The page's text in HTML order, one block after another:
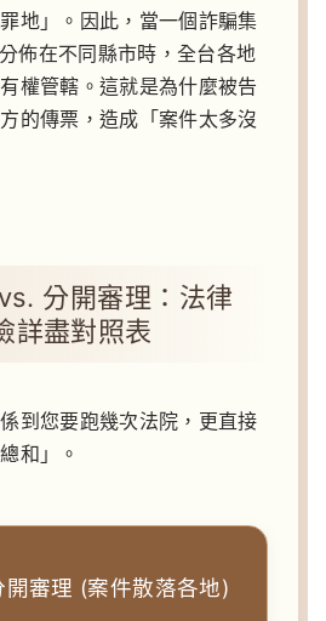
地」。因此，當一個詐騙集
佈在不同縣市時，全台各地
權管轄。這就是為什麼被告
的傳票，造成「案件太多沒
分開審理：法律
詳盡對照表
到您要跑幾次法院，更直接
和」。
開審理 (案件散落各地)